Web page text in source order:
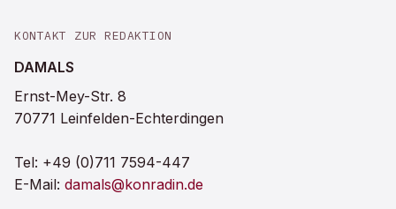
KONTAKT ZUR REDAKTION
DAMALS
Ernst-Mey-Str. 8
70771 Leinfelden-Echterdingen
Tel: +49 (0)711 7594-447
E-Mail: damals@konradin.de